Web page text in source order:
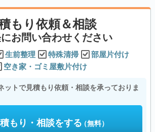
もり依頼＆相談
お問い合わせください
生前整理 特殊清掃
部屋片付け
空き家・ゴミ屋敷片付け
ットで見積もり依頼・相談を承っておりま
もり・相談をする（無料）